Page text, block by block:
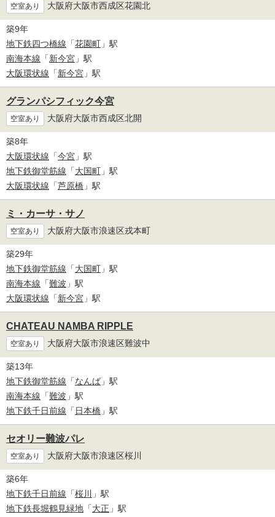
空室あり 大阪府大阪市西成区花園北
築9年
地下鉄四つ橋線 「花園町 」駅
南海本線 「新今宮 」駅
大阪環状線 「新今宮 」駅
グランパシフィック今宮
空室あり 大阪府大阪市西成区北開
築8年
大阪環状線 「今宮 」駅
地下鉄御堂筋線 「大国町 」駅
大阪環状線 「芦原橋 」駅
ミ・カーサ・サノ
空室あり 大阪府大阪市浪速区戎本町
築29年
地下鉄御堂筋線 「大国町 」駅
南海本線 「難波 」駅
大阪環状線 「新今宮 」駅
CHATEAU NAMBA RIPPLE
空室あり 大阪府大阪市浪速区難波中
築13年
地下鉄御堂筋線 「なんば 」駅
南海本線 「難波 」駅
地下鉄千日前線 「日本橋 」駅
セオリー難波パレ
空室あり 大阪府大阪市浪速区桜川
築6年
地下鉄千日前線 「桜川 」駅
地下鉄長堀鶴見緑地 「大正 」駅